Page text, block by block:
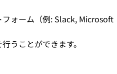
ォーム（例: Slack, Microsoft
うことができます。